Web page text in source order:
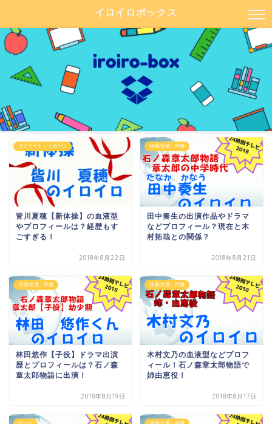
イロイロボックス
アスリート・スポーツ
皆川夏穂【新体操】の血液型
やプロフィールは？経歴もす
ごすぎる！
2018年8月22日
俳優/女優・声優
田中奏生の出演作品やドラマ
などプロフィール？現在と木
村拓哉との関係？
2018年8月21日
俳優/女優・声優
林田悠作【子役】ドラマ出演
歴とプロフィールは？石ノ森
章太郎物語に出演！
2018年8月19日
俳優/女優・声優
木村文乃の血液型などプロフ
ィール！石ノ森章太郎物語で
姉由恵役！
2018年8月17日